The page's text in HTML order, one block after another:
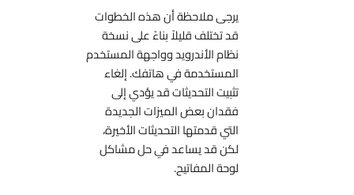
يرجى ملاحظة أن هذه الخطوات
قد تختلف قليلاً بناءً على نسخة
نظام الأندرويد وواجهة المستخدم
المستخدمة في هاتفك. إلغاء
تثبيت التحديثات قد يؤدي إلى
فقدان بعض الميزات الجديدة
التي قدمتها التحديثات الأخيرة،
لكن قد يساعد في حل مشاكل
لوحة المفاتيح.